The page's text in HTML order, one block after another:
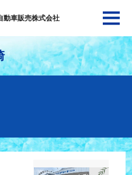
動車販売株式会社